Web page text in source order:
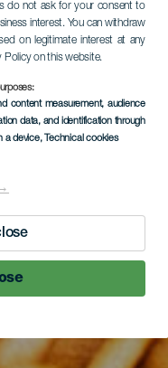
do not ask for your consent to
interest. You can withdraw
on legitimate interest at any
Policy on this website.
content measurement, audience
data, and identification through
a device, Technical cookies